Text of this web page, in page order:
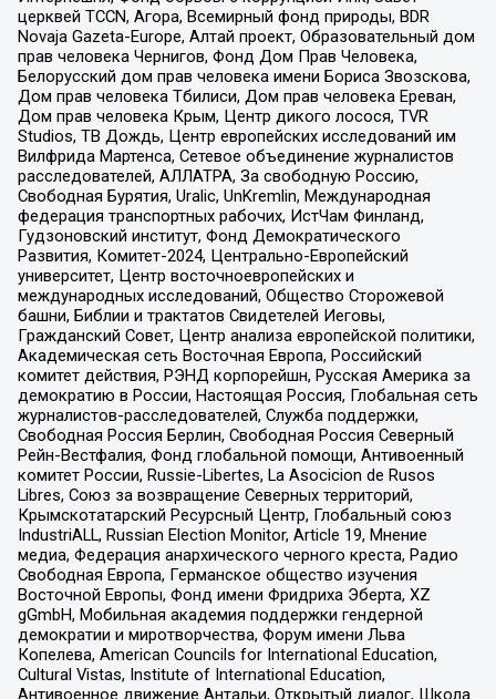
церквей TCCN, Агора, Всемирный фонд природы, BDR
Novaja Gazeta-Europe, Алтай проект, Образовательный дом
прав человека Чернигов, Фонд Дом Прав Человека,
Белорусский дом прав человека имени Бориса Звозскова,
Дом прав человека Тбилиси, Дом прав человека Ереван,
Дом прав человека Крым, Центр дикого лосося, TVR
Studios, ТВ Дождь, Центр европейских исследований им
Вилфрида Мартенса, Сетевое объединение журналистов
расследователей, АЛЛАТРА, За свободную Россию,
Свободная Бурятия, Uralic, UnKremlin, Международная
федерация транспортных рабочих, ИстЧам Финланд,
Гудзоновский институт, Фонд Демократического
Развития, Комитет-2024, Центрально-Европейский
университет, Центр восточноевропейских и
международных исследований, Общество Сторожевой
башни, Библии и трактатов Свидетелей Иеговы,
Гражданский Совет, Центр анализа европейской политики,
Академическая сеть Восточная Европа, Российский
комитет действия, РЭНД корпорейшн, Русская Америка за
демократию в России, Настоящая Россия, Глобальная сеть
журналистов-расследователей, Служба поддержки,
Свободная Россия Берлин, Свободная Россия Северный
Рейн-Вестфалия, Фонд глобальной помощи, Антивоенный
комитет России, Russie-Libertes, La Asocicion de Rusos
Libres, Союз за возвращение Северных территорий,
Крымскотатарский Ресурсный Центр, Глобальный союз
IndustriALL, Russian Election Monitor, Article 19, Мнение
медиа, Федерация анархического черного креста, Радио
Свободная Европа, Германское общество изучения
Восточной Европы, Фонд имени Фридриха Эберта, XZ
gGmbH, Мобильная академия поддержки гендерной
демократии и миротворчества, Форум имени Льва
Копелева, American Councils for International Education,
Cultural Vistas, Institute of International Education,
Антивоенное движение Антальи, Открытый диалог, Школа